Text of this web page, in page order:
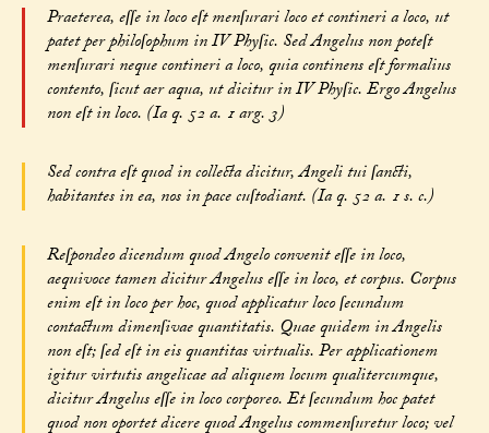
Praeterea, eſſe in loco eſt menſurari loco et contineri a loco, ut
patet per philoſophum in IV Phyſic. Sed Angelus non poteſt
menſurari neque contineri a loco, quia continens eſt formalius
contento, ſicut aer aqua, ut dicitur in IV Phyſic. Ergo Angelus
non eſt in loco. (Ia q. 52 a. 1 arg. 3)
Sed contra eſt quod in collecta dicitur, Angeli tui ſancti,
habitantes in ea, nos in pace cuſtodiant. (Ia q. 52 a. 1 s. c.)
Reſpondeo dicendum quod Angelo convenit eſſe in loco,
aequivoce tamen dicitur Angelus eſſe in loco, et corpus. Corpus
enim eſt in loco per hoc, quod applicatur loco ſecundum
contactum dimenſivae quantitatis. Quae quidem in Angelis
non eſt; ſed eſt in eis quantitas virtualis. Per applicationem
igitur virtutis angelicae ad aliquem locum qualitercumque,
dicitur Angelus eſſe in loco corporeo. Et ſecundum hoc patet
quod non oportet dicere quod Angelus commenſuretur loco; vel